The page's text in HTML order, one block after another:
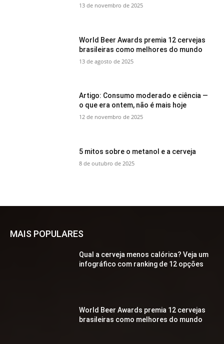
13 de novembro de 2025
World Beer Awards premia 12 cervejas
brasileiras como melhores do mundo
13 de agosto de 2025
Artigo: Consumo moderado e ciência —
o que era ontem, não é mais hoje
12 de novembro de 2025
5 mitos sobre o metanol e a cerveja
8 de outubro de 2025
MAIS POPULARES
Qual a cerveja menos calórica? Veja um
infográfico com ranking de 12 opções
World Beer Awards premia 12 cervejas
brasileiras como melhores do mundo